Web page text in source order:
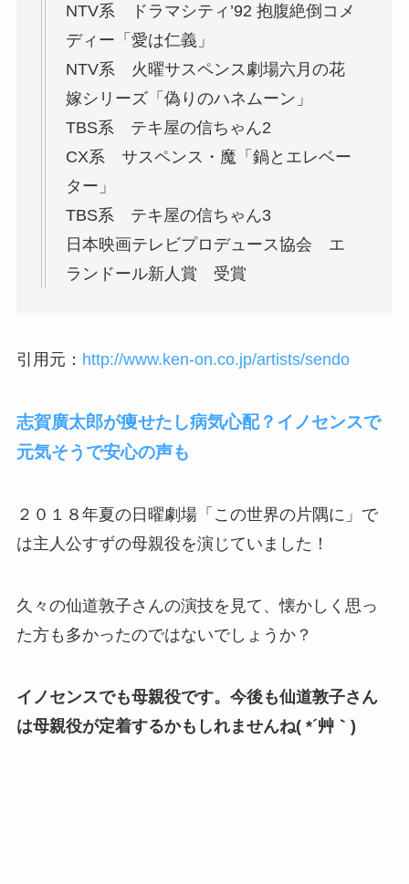
NTV系 ドラマシティ’92 抱腹絶倒コメ
ディー「愛は仁義」
NTV系 火曜サスペンス劇場六月の花
嫁シリーズ「偽りのハネムーン」
TBS系 テキ屋の信ちゃん2
CX系 サスペンス・魔「鍋とエレベー
ター」
TBS系 テキ屋の信ちゃん3
日本映画テレビプロデュース協会 エ
ランドール新人賞 受賞
引用元： http://www.ken-on.co.jp/artists/sendo
志賀廣太郎が痩せたし病気心配？イノセンスで
元気そうで安心の声も
２０１８年夏の日曜劇場「この世界の片隅に」で
は主人公すずの母親役を演じていました！
久々の仙道敦子さんの演技を見て、懐かしく思っ
た方も多かったのではないでしょうか？
イノセンスでも母親役です。今後も仙道敦子さん
は母親役が定着するかもしれませんね( *´艸｀)